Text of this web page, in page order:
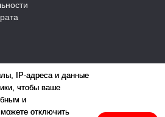
IP-адреса и данные
чтобы ваше
и
отключить